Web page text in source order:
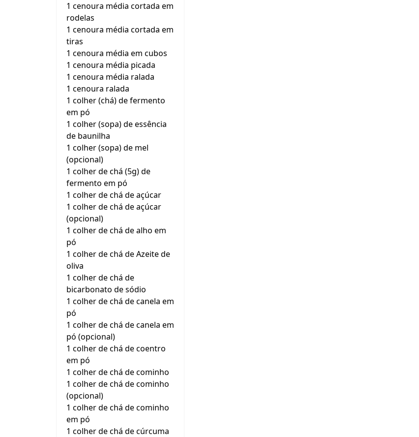
1 cenoura média cortada em
rodelas
1 cenoura média cortada em
tiras
1 cenoura média em cubos
1 cenoura média picada
1 cenoura média ralada
1 cenoura ralada
1 colher (chá) de fermento
em pó
1 colher (sopa) de essência
de baunilha
1 colher (sopa) de mel
(opcional)
1 colher de chá (5g) de
fermento em pó
1 colher de chá de açúcar
1 colher de chá de açúcar
(opcional)
1 colher de chá de alho em
pó
1 colher de chá de Azeite de
oliva
1 colher de chá de
bicarbonato de sódio
1 colher de chá de canela em
pó
1 colher de chá de canela em
pó (opcional)
1 colher de chá de coentro
em pó
1 colher de chá de cominho
1 colher de chá de cominho
(opcional)
1 colher de chá de cominho
em pó
1 colher de chá de cúrcuma